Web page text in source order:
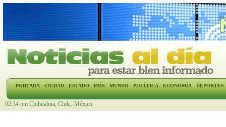
PORTADA CIUDAD ESTADO PAÍS MUNDO POLÍTICA ECONOMÍA DEPORTES
02:34 pm Chihuahua, Chih., México